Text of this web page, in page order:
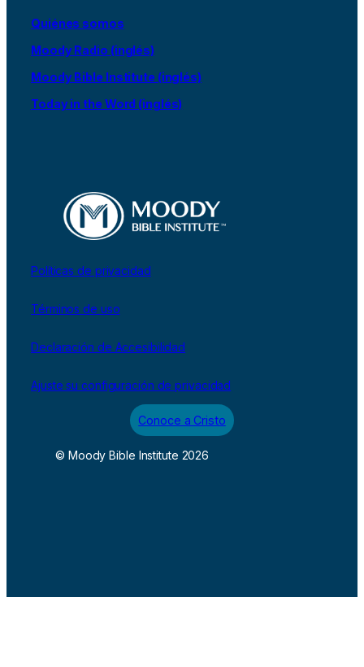
Quiénes somos
Moody Radio (inglés)
Moody Bible Institute (inglés)
Today in the Word (inglés)
Políticas de privacidad
Términos de uso
Declaración de Accesibilidad
Ajuste su configuración de privacidad
Conoce a Cristo
© Moody Bible Institute 2026